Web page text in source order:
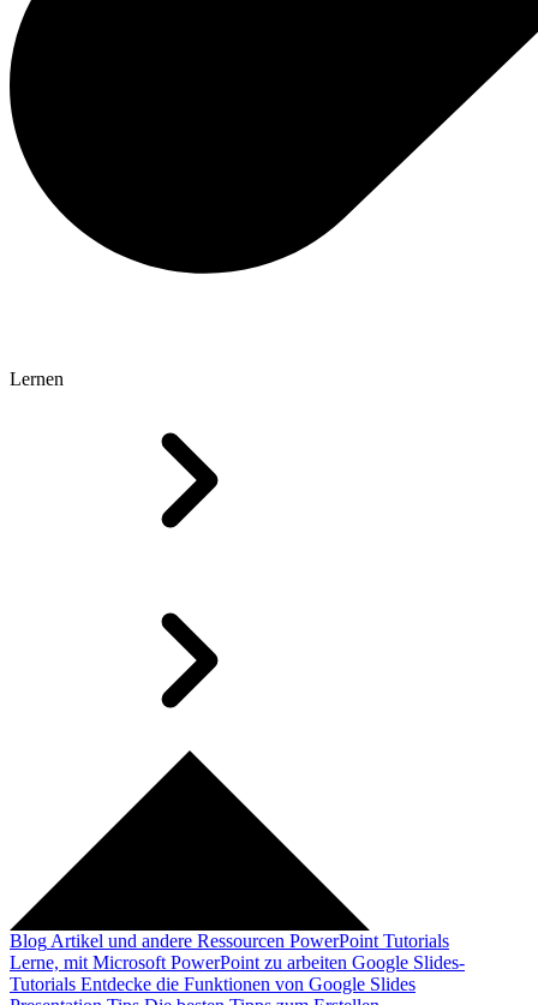
Lernen
Blog Artikel und andere Ressourcen PowerPoint Tutorials
Lerne, mit Microsoft PowerPoint zu arbeiten Google Slides-
Tutorials Entdecke die Funktionen von Google Slides